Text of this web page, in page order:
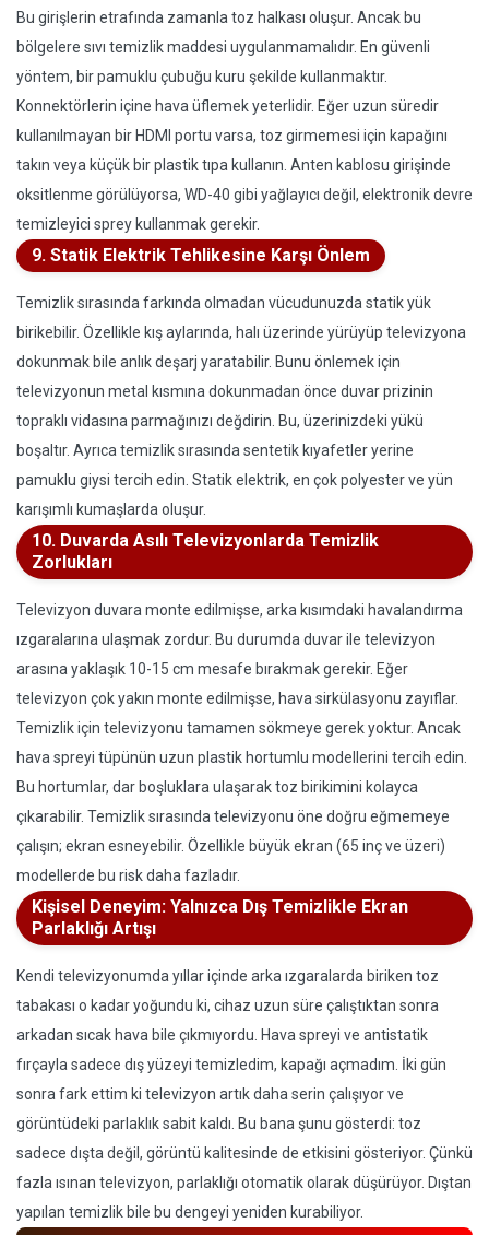
Bu girişlerin etrafında zamanla toz halkası oluşur. Ancak bu
bölgelere sıvı temizlik maddesi uygulanmamalıdır. En güvenli
yöntem, bir pamuklu çubuğu kuru şekilde kullanmaktır.
Konnektörlerin içine hava üflemek yeterlidir. Eğer uzun süredir
kullanılmayan bir HDMI portu varsa, toz girmemesi için kapağını
takın veya küçük bir plastik tıpa kullanın. Anten kablosu girişinde
oksitlenme görülüyorsa, WD-40 gibi yağlayıcı değil, elektronik devre
temizleyici sprey kullanmak gerekir.
9. Statik Elektrik Tehlikesine Karşı Önlem
Temizlik sırasında farkında olmadan vücudunuzda statik yük
birikebilir. Özellikle kış aylarında, halı üzerinde yürüyüp televizyona
dokunmak bile anlık deşarj yaratabilir. Bunu önlemek için
televizyonun metal kısmına dokunmadan önce duvar prizinin
topraklı vidasına parmağınızı değdirin. Bu, üzerinizdeki yükü
boşaltır. Ayrıca temizlik sırasında sentetik kıyafetler yerine
pamuklu giysi tercih edin. Statik elektrik, en çok polyester ve yün
karışımlı kumaşlarda oluşur.
10. Duvarda Asılı Televizyonlarda Temizlik
Zorlukları
Televizyon duvara monte edilmişse, arka kısımdaki havalandırma
ızgaralarına ulaşmak zordur. Bu durumda duvar ile televizyon
arasına yaklaşık 10-15 cm mesafe bırakmak gerekir. Eğer
televizyon çok yakın monte edilmişse, hava sirkülasyonu zayıflar.
Temizlik için televizyonu tamamen sökmeye gerek yoktur. Ancak
hava spreyi tüpünün uzun plastik hortumlu modellerini tercih edin.
Bu hortumlar, dar boşluklara ulaşarak toz birikimini kolayca
çıkarabilir. Temizlik sırasında televizyonu öne doğru eğmemeye
çalışın; ekran esneyebilir. Özellikle büyük ekran (65 inç ve üzeri)
modellerde bu risk daha fazladır.
Kişisel Deneyim: Yalnızca Dış Temizlikle Ekran
Parlaklığı Artışı
Kendi televizyonumda yıllar içinde arka ızgaralarda biriken toz
tabakası o kadar yoğundu ki, cihaz uzun süre çalıştıktan sonra
arkadan sıcak hava bile çıkmıyordu. Hava spreyi ve antistatik
fırçayla sadece dış yüzeyi temizledim, kapağı açmadım. İki gün
sonra fark ettim ki televizyon artık daha serin çalışıyor ve
görüntüdeki parlaklık sabit kaldı. Bu bana şunu gösterdi: toz
sadece dışta değil, görüntü kalitesinde de etkisini gösteriyor. Çünkü
fazla ısınan televizyon, parlaklığı otomatik olarak düşürüyor. Dıştan
yapılan temizlik bile bu dengeyi yeniden kurabiliyor.